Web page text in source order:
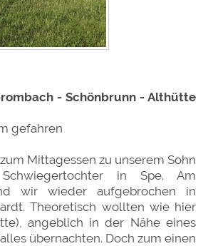
- Schönbrunn - Althütte
gefahren
Mittagessen zu unserem Sohn
in Spe. Am
wir wieder aufgebrochen in
Theoretisch wollten wie hier
angeblich in der Nähe eines
übernachten. Doch zum einen